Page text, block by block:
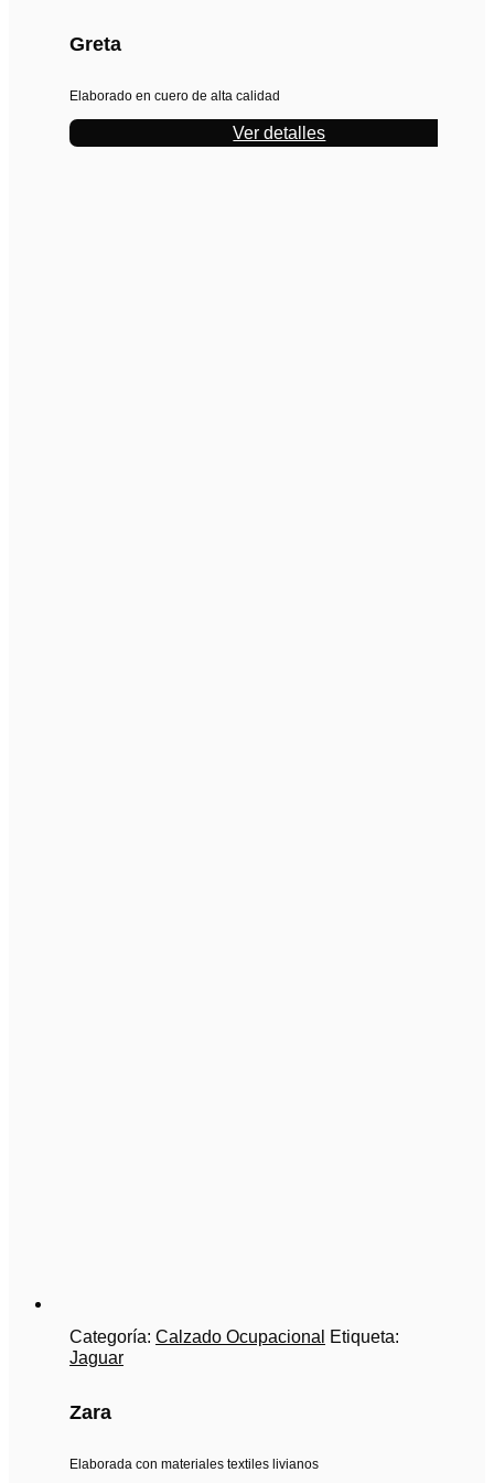
Greta
Elaborado en cuero de alta calidad
Ver detalles
Categoría: Calzado Ocupacional
Etiqueta:
Jaguar
Zara
Elaborada con materiales textiles livianos